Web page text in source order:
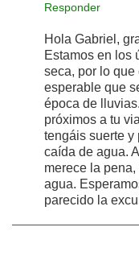
Responder
Hola Gabriel,
Estamos en los
seca, por lo
esperable que
época de
próximos a tu
tengáis suerte y
caída de agua.
merece la
agua.
parecido la